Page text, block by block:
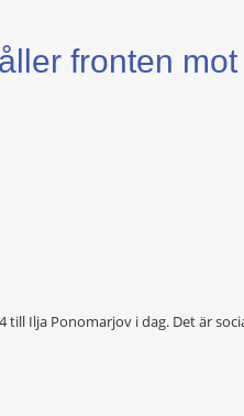
fronten mot
till Ilja Ponomarjov i dag. Det är